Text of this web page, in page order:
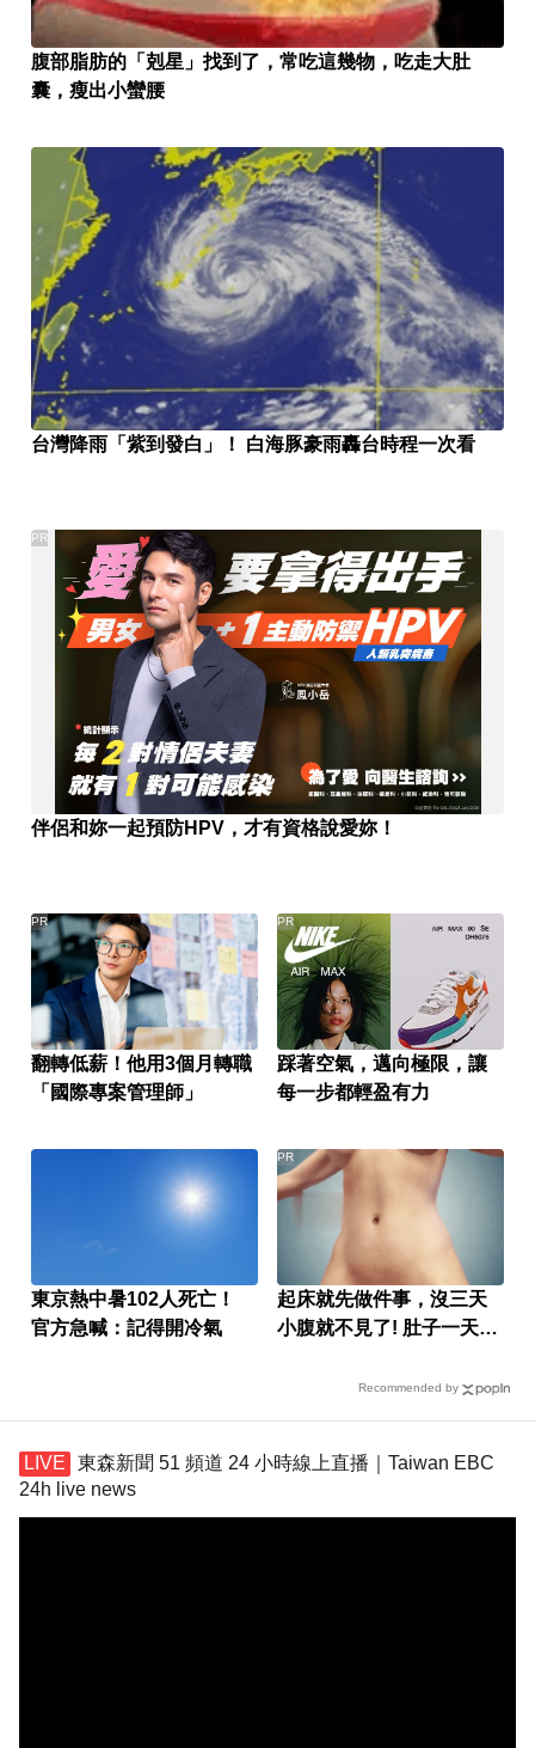
腹部脂肪的「剋星」找到了，常吃這幾物，吃走大肚
囊，瘦出小蠻腰
台灣降雨「紫到發白」！ 白海豚豪雨轟台時程一次看
伴侶和妳一起預防HPV，才有資格說愛妳！
PR
翻轉低薪！他用3個月轉職
「國際專案管理師」
PR
踩著空氣，邁向極限，讓
每一步都輕盈有力
PR
東京熱中暑102人死亡！
官方急喊：記得開冷氣
起床就先做件事，沒三天
小腹就不見了! 肚子一天天
PR
Recommended by
東森新聞 51 頻道 24 小時線上直播｜Taiwan EBC
24h live news